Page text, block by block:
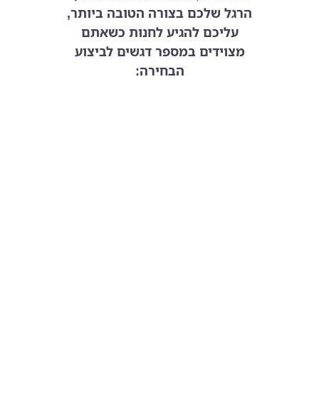
הרגל שלכם בצורה הטובה ביותר,
עליכם להגיע לחנות כשאתם
מצוידים במספר דגשים לביצוע
הבחירה: